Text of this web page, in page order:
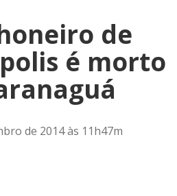
de
é morto
de 2014 às 11h47m